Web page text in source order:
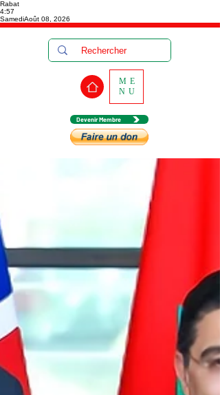
Rabat
4:57
SamediAoût 08, 2026
Devenir Membre
ME
NU